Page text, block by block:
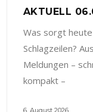
AKTUELL
Was sorgt
Schlagzeilen?
Meldungen –
kompakt –
6. August 2026